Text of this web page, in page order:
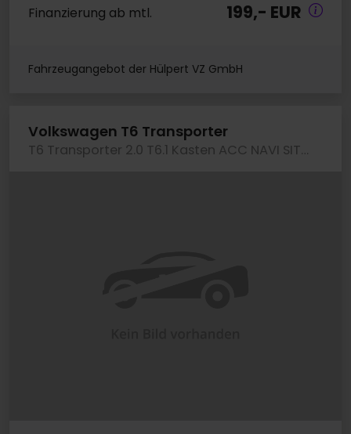
Finanzierung ab mtl. 199,- EUR
Fahrzeugangebot der Hülpert VZ GmbH
Volkswagen T6 Transporter
T6 Transporter 2.0 T6.1 Kasten ACC NAVI SITZHEIZ